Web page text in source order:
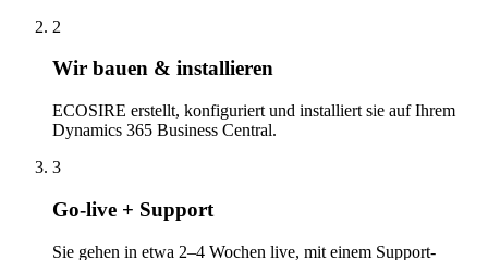
2
Wir bauen & installieren
ECOSIRE erstellt, konfiguriert und installiert sie auf Ihrem
Dynamics 365 Business Central.
3
Go-live + Support
Sie gehen in etwa 2–4 Wochen live, mit einem Support-